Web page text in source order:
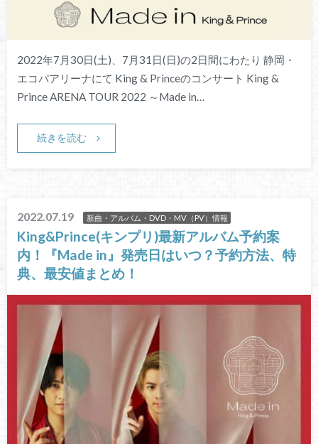
2022年7月30日(土)、7月31日(日)の2日間にわたり 静岡・
エコパアリーナにて King & Princeのコンサート King &
Prince ARENA TOUR 2022 ～Made in…
続きを読む
2022.07.19 新曲・アルバム・DVD・MV（PV）情報
King&Prince(キンプリ)最新アルバム予約案
内！『Made in』発売日はいつ？予約方法、特
典、最安値まとめ！